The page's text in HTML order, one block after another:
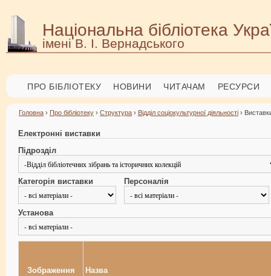
Національна бібліотека
імені В. І. Вернадського
ПРО БІБЛІОТЕКУ НОВИНИ ЧИТАЧАМ РЕСУРСИ
Головна › Про бібліотеку › Структура › Відділ соціокультурної діяльності ›
Електронні виставки
Підрозділ
Категорія виставки Персоналія
Установа
Зображення Назва